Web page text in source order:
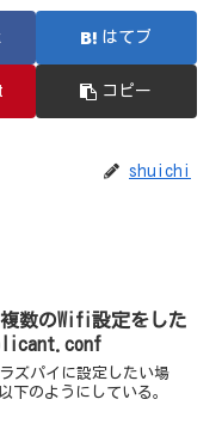
はてブ
コピー
shuichi
数のWifi設定をした
ズパイに設定したい場
下のようにしている。